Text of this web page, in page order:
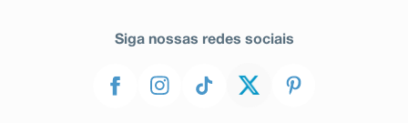
Siga nossas redes sociais